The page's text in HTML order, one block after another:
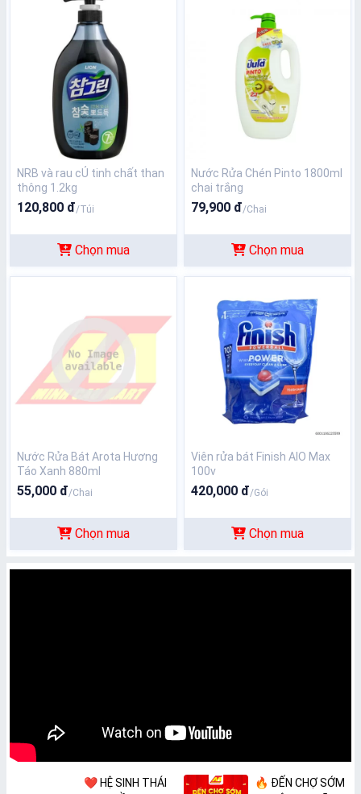
NRB và rau cỦ tinh chất than
thông 1.2kg
120,800 đ/Túi
Chọn mua
Nước Rửa Chén Pinto 1800ml
chai trắng
79,900 đ/Chai
Chọn mua
Nước Rửa Bát Arota Hương
Táo Xanh 880ml
55,000 đ/Chai
Chọn mua
Viên rửa bát Finish AIO Max
100v
420,000 đ/Gói
Chọn mua
❤️ HỆ SINH THÁI
🔥 ĐẾN CHỢ SỚM